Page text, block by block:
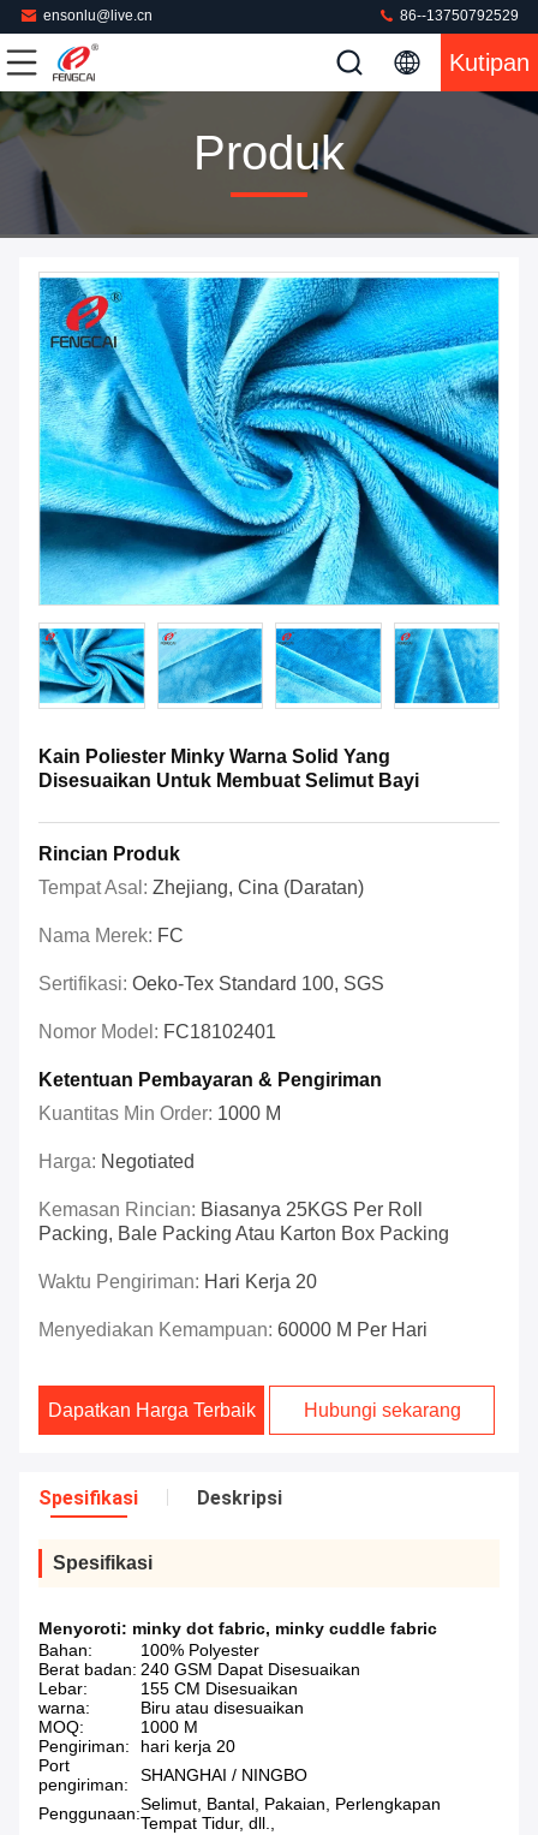
ensonlu@live.cn 86--13750792529
Kutipan
Produk
Kain Poliester Minky Warna Solid Yang
Disesuaikan Untuk Membuat Selimut Bayi
Rincian Produk
Tempat Asal: Zhejiang, Cina (daratan)
Nama Merek: FC
Sertifikasi: Oeko-Tex Standard 100, SGS
Nomor Model: FC18102401
Ketentuan Pembayaran & Pengiriman
Kuantitas Min Order: 1000 M
Harga: Negotiated
Kemasan Rincian: Biasanya 25KGS Per Roll
Packing, Bale Packing Atau Karton Box Packing
Waktu Pengiriman: Hari Kerja 20
Menyediakan Kemampuan: 60000 M Per Hari
Dapatkan Harga Terbaik Hubungi sekarang
Spesifikasi Deskripsi
Spesifikasi
Menyoroti: minky dot fabric, minky cuddle fabric
Bahan:
100% Polyester
Berat badan: 240 GSM Dapat Disesuaikan
Lebar:
155 CM Disesuaikan
warna:
Biru atau disesuaikan
MOQ:
1000 M
Pengiriman:
hari kerja 20
Port
pengiriman:
SHANGHAI / NINGBO
Penggunaan:Selimut, Bantal, Pakaian, Perlengkapan
Tempat Tidur, dll.,